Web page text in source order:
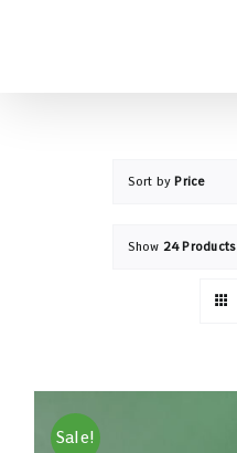
Sort byPrice
Show 24 Products
Sale!